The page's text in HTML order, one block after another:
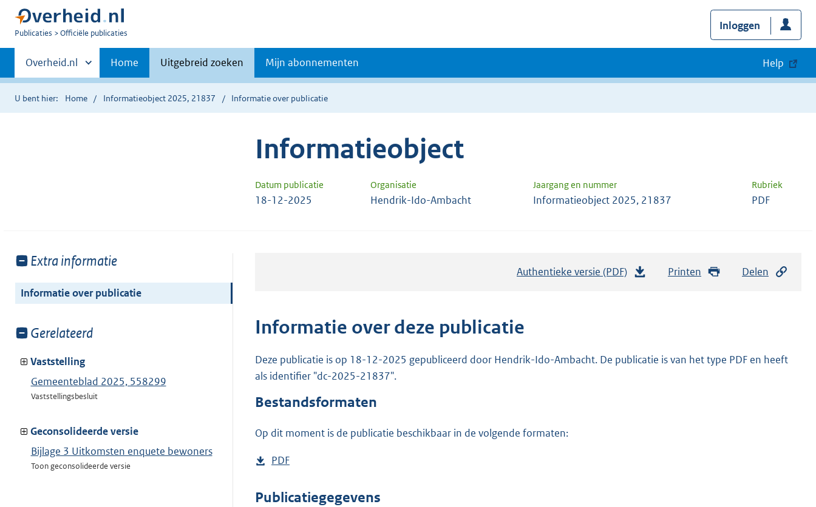
U
Publicaties Officiële publicaties
Inloggen
Primaire
navigatie
Andere
sites
binnen
Overheid.nl Home Uitgebreid zoeken Mijn abonnementen Help
U bent hier: Home Informatieobject 2025, 21837 Informatie over publicatie
Informatieobject
Datum publicatie Organisatie Jaargang en nummer Rubriek
18-12-2025 Hendrik-Ido-Ambacht Informatieobject 2025, 21837 PDF
Toon
van:
Extra informatie
Informatie over publicatie
Toon
van:
Gerelateerd
Vaststelling
Gemeenteblad 2025, 558299
Vaststellingsbesluit
Geconsolideerde versie
Bijlage 3 Uitkomsten enquete bewoners
Toon geconsolideerde versie
Authentieke versie (PDF)
n
Printen Delen
Informatie over deze publicatie
Deze publicatie is op 18-12-2025 gepubliceerd door Hendrik-Ido-Ambacht. De publicatie is van het type PDF en heeft
als identifier "dc-2025-21837".
Bestandsformaten
Op dit moment is de publicatie beschikbaar in de volgende formaten:
D
w
PDF
s
Publicatiegegevens